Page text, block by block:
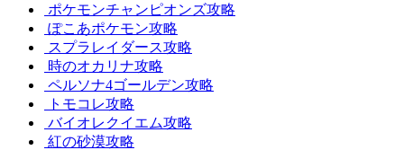
ポケモンチャンピオンズ攻略
ぽこあポケモン攻略
スプラレイダース攻略
時のオカリナ攻略
ペルソナ4ゴールデン攻略
トモコレ攻略
バイオレクイエム攻略
紅の砂漠攻略